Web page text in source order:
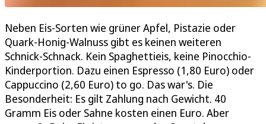
Neben Eis-Sorten wie grüner Apfel, Pistazie oder
Quark-Honig-Walnuss gibt es keinen weiteren
Schnick-Schnack. Kein Spaghettieis, keine Pinocchio-
Kinderportion. Dazu einen Espresso (1,80 Euro) oder
Cappuccino (2,60 Euro) to go. Das war's. Die
Besonderheit: Es gilt Zahlung nach Gewicht. 40
Gramm Eis oder Sahne kosten einen Euro. Aber